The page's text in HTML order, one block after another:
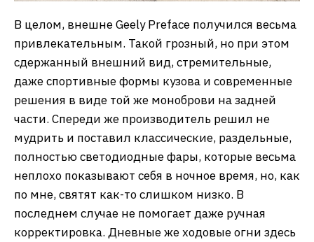
В целом, внешне Geely Preface получился весьма
привлекательным. Такой грозный, но при этом
сдержанный внешний вид, стремительные,
даже спортивные формы кузова и современные
решения в виде той же моноброви на задней
части. Спереди же производитель решил не
мудрить и поставил классические, раздельные,
полностью светодиодные фары, которые весьма
неплохо показывают себя в ночное время, но, как
по мне, святят как-то слишком низко. В
последнем случае не помогает даже ручная
корректировка. Дневные же ходовые огни здесь